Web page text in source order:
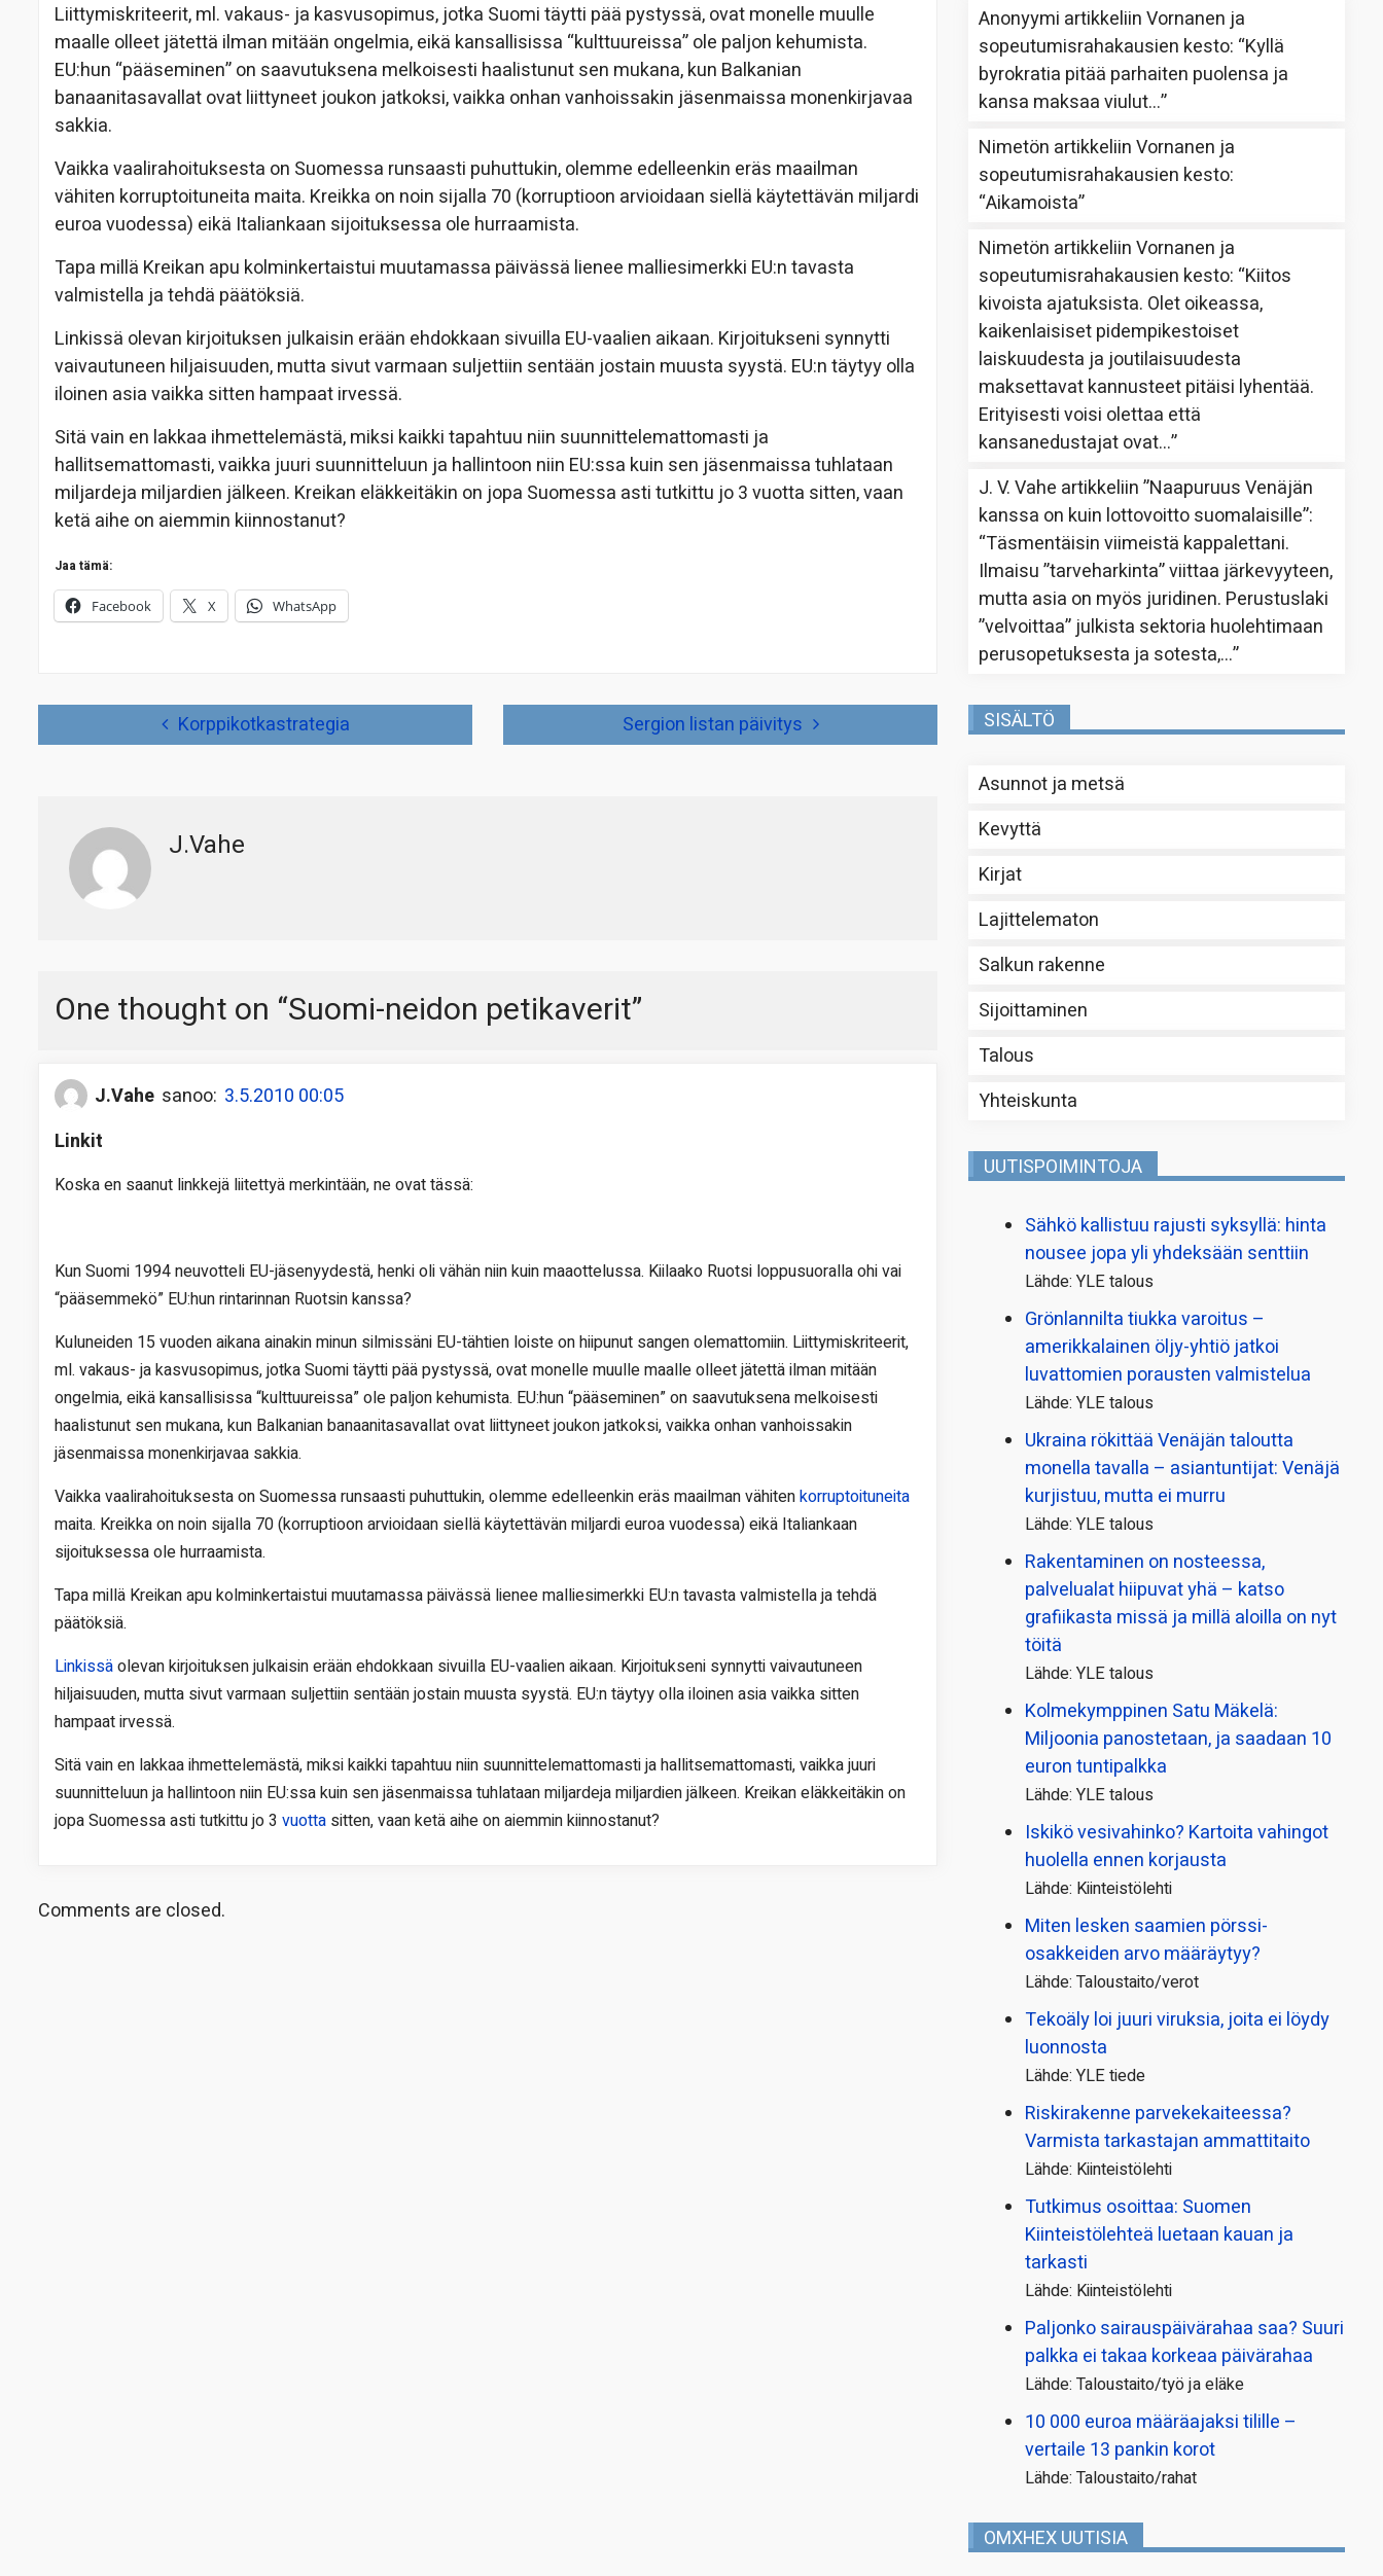
Liittymiskriteerit, ml. vakaus- ja kasvusopimus, jotka Suomi täytti pää pystyssä, ovat monelle muulle
maalle olleet jätettä ilman mitään ongelmia, eikä kansallisissa “kulttuureissa” ole paljon kehumista.
EU:hun “pääseminen” on saavutuksena melkoisesti haalistunut sen mukana, kun Balkanian
banaanitasavallat ovat liittyneet joukon jatkoksi, vaikka onhan vanhoissakin jäsenmaissa monenkirjavaa
sakkia.
Vaikka vaalirahoituksesta on Suomessa runsaasti puhuttukin, olemme edelleenkin eräs maailman
vähiten korruptoituneita maita. Kreikka on noin sijalla 70 (korruptioon arvioidaan siellä käytettävän miljardi
euroa vuodessa) eikä Italiankaan sijoituksessa ole hurraamista.
Tapa millä Kreikan apu kolminkertaistui muutamassa päivässä lienee malliesimerkki EU:n tavasta
valmistella ja tehdä päätöksiä.
Linkissä olevan kirjoituksen julkaisin erään ehdokkaan sivuilla EU-vaalien aikaan. Kirjoitukseni synnytti
vaivautuneen hiljaisuuden, mutta sivut varmaan suljettiin sentään jostain muusta syystä. EU:n täytyy olla
iloinen asia vaikka sitten hampaat irvessä.
Sitä vain en lakkaa ihmettelemästä, miksi kaikki tapahtuu niin suunnittelemattomasti ja
hallitsemattomasti, vaikka juuri suunnitteluun ja hallintoon niin EU:ssa kuin sen jäsenmaissa tuhlataan
miljardeja miljardien jälkeen. Kreikan eläkkeitäkin on jopa Suomessa asti tutkittu jo 3 vuotta sitten, vaan
ketä aihe on aiemmin kiinnostanut?
Jaa tämä:
Facebook X WhatsApp
Korppikotkastrategia Sergion listan päivitys
J.Vahe
One thought on “Suomi-neidon petikaverit”
J.Vahe sanoo: 3.5.2010 00:05
Linkit
Koska en saanut linkkejä liitettyä merkintään, ne ovat tässä:
Kun Suomi 1994 neuvotteli EU-jäsenyydestä, henki oli vähän niin kuin maaottelussa. Kiilaako Ruotsi loppusuoralla ohi vai
“pääsemmekö” EU:hun rintarinnan Ruotsin kanssa?
Kuluneiden 15 vuoden aikana ainakin minun silmissäni EU-tähtien loiste on hiipunut sangen olemattomiin. Liittymiskriteerit,
ml. vakaus- ja kasvusopimus, jotka Suomi täytti pää pystyssä, ovat monelle muulle maalle olleet jätettä ilman mitään
ongelmia, eikä kansallisissa “kulttuureissa” ole paljon kehumista. EU:hun “pääseminen” on saavutuksena melkoisesti
haalistunut sen mukana, kun Balkanian banaanitasavallat ovat liittyneet joukon jatkoksi, vaikka onhan vanhoissakin
jäsenmaissa monenkirjavaa sakkia.
Vaikka vaalirahoituksesta on Suomessa runsaasti puhuttukin, olemme edelleenkin eräs maailman vähitenkorruptoituneita
maita. Kreikka on noin sijalla 70 (korruptioon arvioidaan siellä käytettävän miljardi euroa vuodessa) eikä Italiankaan
sijoituksessa ole hurraamista.
Tapa millä Kreikan apu kolminkertaistui muutamassa päivässä lienee malliesimerkki EU:n tavasta valmistella ja tehdä
päätöksiä.
Linkissäolevan kirjoituksen julkaisin erään ehdokkaan sivuilla EU-vaalien aikaan. Kirjoitukseni synnytti vaivautuneen
hiljaisuuden, mutta sivut varmaan suljettiin sentään jostain muusta syystä. EU:n täytyy olla iloinen asia vaikka sitten
hampaat irvessä.
Sitä vain en lakkaa ihmettelemästä, miksi kaikki tapahtuu niin suunnittelemattomasti ja hallitsemattomasti, vaikka juuri
suunnitteluun ja hallintoon niin EU:ssa kuin sen jäsenmaissa tuhlataan miljardeja miljardien jälkeen. Kreikan eläkkeitäkin on
jopa Suomessa asti tutkittu jo 3 vuotta sitten, vaan ketä aihe on aiemmin kiinnostanut?
Comments are closed.
Anonyymi artikkeliinVornanen ja
sopeutumisrahakausien kesto: “Kyllä
byrokratia pitää parhaiten puolensa ja
kansa maksaa viulut…”
Nimetön artikkeliinVornanen ja
sopeutumisrahakausien kesto:
“Aikamoista”
Nimetön artikkeliinVornanen ja
sopeutumisrahakausien kesto: “Kiitos
kivoista ajatuksista. Olet oikeassa,
kaikenlaisiset pidempikestoiset
laiskuudesta ja joutilaisuudesta
maksettavat kannusteet pitäisi lyhentää.
Erityisesti voisi olettaa että
kansanedustajat ovat…”
J. V. Vahe artikkeliin”Naapuruus Venäjän
kanssa on kuin lottovoitto suomalaisille”:
“Täsmentäisin viimeistä kappalettani.
Ilmaisu ”tarveharkinta” viittaa järkevyyteen,
mutta asia on myös juridinen. Perustuslaki
”velvoittaa” julkista sektoria huolehtimaan
perusopetuksesta ja sotesta,…”
SISÄLTÖ
Asunnot ja metsä
Kevyttä
Kirjat
Lajittelematon
Salkun rakenne
Sijoittaminen
Talous
Yhteiskunta
UUTISPOIMINTOJA
Sähkö kallistuu rajusti syksyllä: hinta
nousee jopa yli yhdeksään senttiin
Lähde: YLE talous
Grönlannilta tiukka varoitus –
amerikkalainen öljy-yhtiö jatkoi
luvattomien porausten valmistelua
Lähde: YLE talous
Ukraina rökittää Venäjän taloutta
monella tavalla – asiantuntijat: Venäjä
kurjistuu, mutta ei murru
Lähde: YLE talous
Rakentaminen on nosteessa,
palvelualat hiipuvat yhä – katso
grafiikasta missä ja millä aloilla on nyt
töitä
Lähde: YLE talous
Kolmekymppinen Satu Mäkelä:
Miljoonia panostetaan, ja saadaan 10
euron tuntipalkka
Lähde: YLE talous
Iskikö vesivahinko? Kartoita vahingot
huolella ennen korjausta
Lähde: Kiinteistölehti
Miten lesken saamien pörssi­
osakkeiden arvo määräytyy?
Lähde: Taloustaito/verot
Tekoäly loi juuri viruksia, joita ei löydy
luonnosta
Lähde: YLE tiede
Riskirakenne parvekekaiteessa?
Varmista tarkastajan ammattitaito
Lähde: Kiinteistölehti
Tutkimus osoittaa: Suomen
Kiinteistölehteä luetaan kauan ja
tarkasti
Lähde: Kiinteistölehti
Paljonko sairauspäivä­rahaa saa? Suuri
palkka ei takaa korkeaa päivärahaa
Lähde: Taloustaito/työ ja eläke
10 000 euroa määräajaksi tilille –
vertaile 13 pankin korot
Lähde: Taloustaito/rahat
OMXHEX UUTISIA